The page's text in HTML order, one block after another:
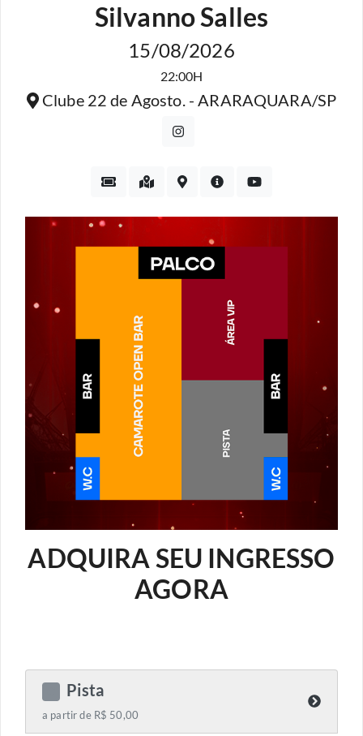
Silvanno Salles
15/08/2026
22:00H
Clube 22 de Agosto. - ARARAQUARA/SP
ADQUIRA SEU INGRESSO
AGORA
Pista
a partir de R$ 50,00